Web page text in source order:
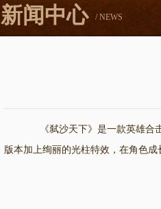
新闻中心 / NEWS
《弑沙天下》是一款英雄合击
版本加上绚丽的光柱特效，在角色